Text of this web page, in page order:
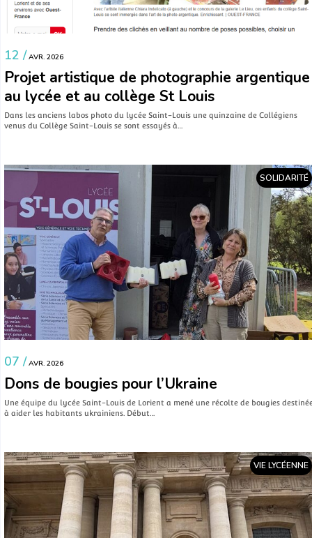
12 / AVR. 2026
Projet artistique de photographie argentique
au lycée et au collège St Louis
Dans les anciens labos photo du lycée Saint-Louis une quinzaine de Collégiens
venus du Collège Saint-Louis se sont essayés à…
SOLIDARITÉ
07 / AVR. 2026
Dons de bougies pour l’Ukraine
Une équipe du lycée Saint-Louis de Lorient a mené une récolte de bougies
à aider les habitants ukrainiens. Début…
VIE LYCÉENNE